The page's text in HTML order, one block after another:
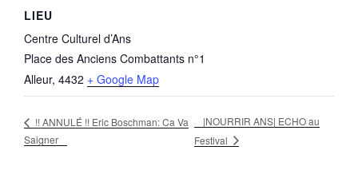
LIEU
Centre Culturel d’Ans
Place des Anciens Combattants n°1
Alleur, 4432 + Google Map
!! ANNULÉ !! Eric Boschman: Ca Va
Saigner
|NOURRIR ANS| ECHO au
Festival